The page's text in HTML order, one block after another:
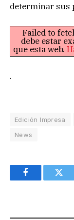
determinar sus
Failed to
debe estar
que esta web.
.
Edición Impresa
News
Facebook